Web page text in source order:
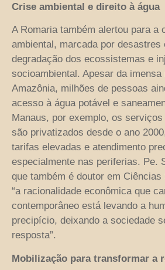
Crise ambiental e direito à água
A Romaria também alertou para a
ambiental, marcada por desastres
degradação dos ecossistemas e
socioambiental. Apesar da
Amazônia, milhões de pessoas
acesso à água potável e
Manaus, por exemplo, os
são privatizados desde o ano
tarifas elevadas e atendimento
especialmente nas periferias. Pe.
que também é doutor em
“a racionalidade econômica que
contemporâneo está levando a
precipício, deixando a sociedade
resposta”.
Mobilização para transformar a